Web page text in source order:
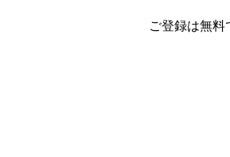
ご登録は無料